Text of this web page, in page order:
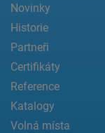
Novinky
Historie
Partneři
Certifikáty
Reference
Katalogy
Volná místa